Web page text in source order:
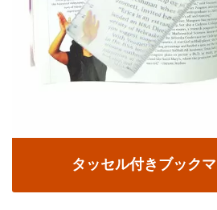
タッセル付きブック